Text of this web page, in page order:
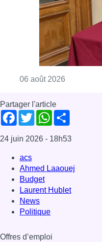
06 août 2026
Partager l'article
Facebook
TwitterWhatsApp
24 juin 2026 - 18h53
acs
Ahmed Laaouej
Budget
Laurent Hublet
News
Politique
Offres d’emploi